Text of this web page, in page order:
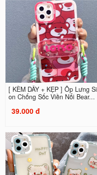
[ KÈM DÂY + KẸP ] Ốp Lưng
on Chống Sốc Viền Nổi Bear...
39.000 đ